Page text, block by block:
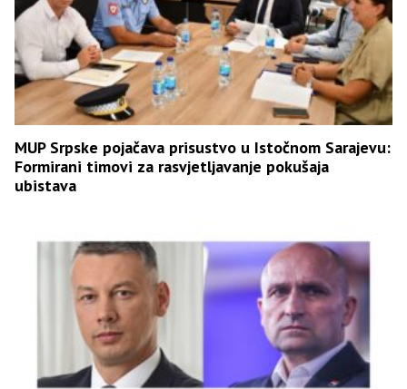
MUP Srpske pojačava prisustvo u Istočnom Sarajevu:
Formirani timovi za rasvjetljavanje pokušaja
ubistava